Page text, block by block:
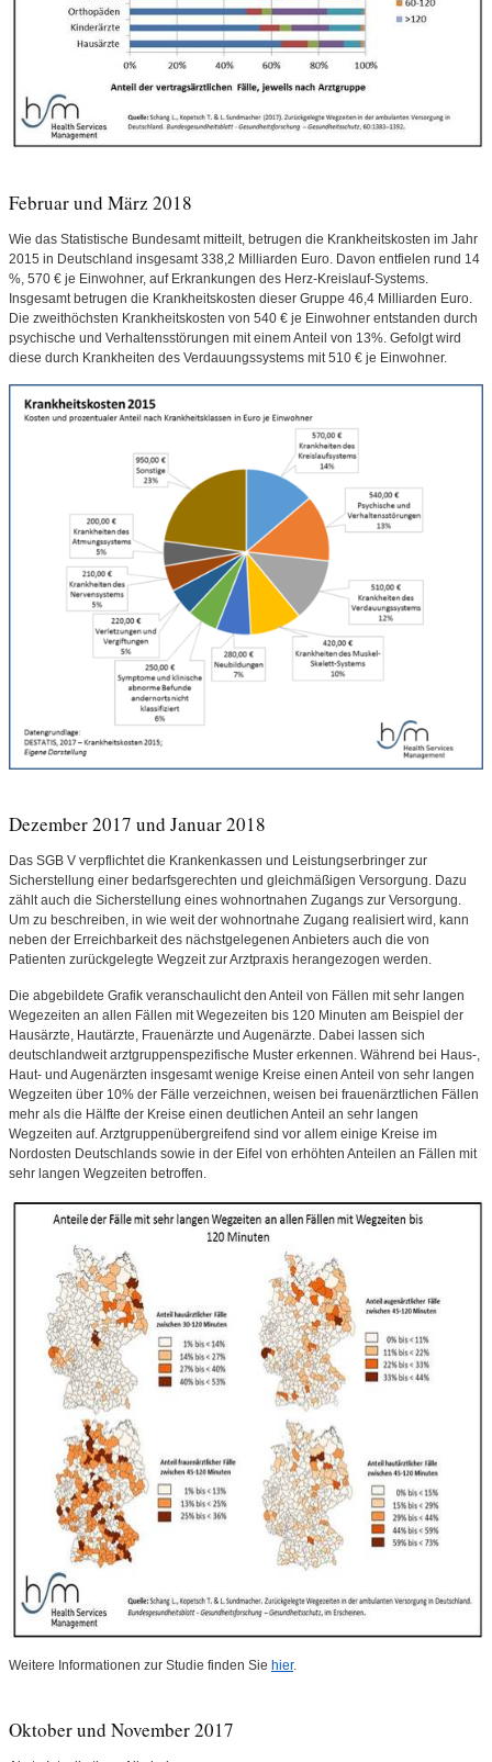
Februar und März 2018
Wie das Statistische Bundesamt mitteilt, betrugen die Krankheitskosten im Jahr
2015 in Deutschland insgesamt 338,2 Milliarden Euro. Davon entfielen rund 14
%, 570 € je Einwohner, auf Erkrankungen des Herz-Kreislauf-Systems.
Insgesamt betrugen die Krankheitskosten dieser Gruppe 46,4 Milliarden Euro.
Die zweithöchsten Krankheitskosten von 540 € je Einwohner entstanden durch
psychische und Verhaltensstörungen mit einem Anteil von 13%. Gefolgt wird
diese durch Krankheiten des Verdauungssystems mit 510 € je Einwohner.
Dezember 2017 und Januar 2018
Das SGB V verpflichtet die Krankenkassen und Leistungserbringer zur
Sicherstellung einer bedarfsgerechten und gleichmäßigen Versorgung. Dazu
zählt auch die Sicherstellung eines wohnortnahen Zugangs zur Versorgung.
Um zu beschreiben, in wie weit der wohnortnahe Zugang realisiert wird, kann
neben der Erreichbarkeit des nächstgelegenen Anbieters auch die von
Patienten zurückgelegte Wegzeit zur Arztpraxis herangezogen werden.
Die abgebildete Grafik veranschaulicht den Anteil von Fällen mit sehr langen
Wegezeiten an allen Fällen mit Wegezeiten bis 120 Minuten am Beispiel der
Hausärzte, Hautärzte, Frauenärzte und Augenärzte. Dabei lassen sich
deutschlandweit arztgruppenspezifische Muster erkennen. Während bei Haus-,
Haut- und Augenärzten insgesamt wenige Kreise einen Anteil von sehr langen
Wegzeiten über 10% der Fälle verzeichnen, weisen bei frauenärztlichen Fällen
mehr als die Hälfte der Kreise einen deutlichen Anteil an sehr langen
Wegzeiten auf. Arztgruppenübergreifend sind vor allem einige Kreise im
Nordosten Deutschlands sowie in der Eifel von erhöhten Anteilen an Fällen mit
sehr langen Wegzeiten betroffen.
Weitere Informationen zur Studie finden Sie hier.
Oktober und November 2017